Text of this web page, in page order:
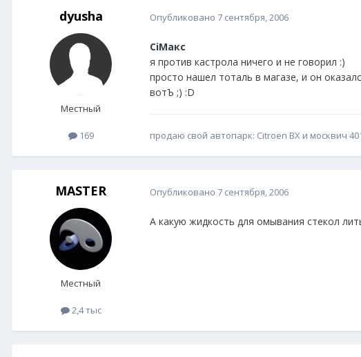
dyusha
Местный
169
Опубликовано 7 сентября, 2006
CiМакс
я против кастрола ничего и не говорил :)
просто нашел тоталь в магазе, и он
вотЪ ;) :D
продаю свой автопарк: Citroen BX и москвич
MASTER
Местный
2,4 тыс
Опубликовано 7 сентября, 2006
А какую жидкость для омывания стекол